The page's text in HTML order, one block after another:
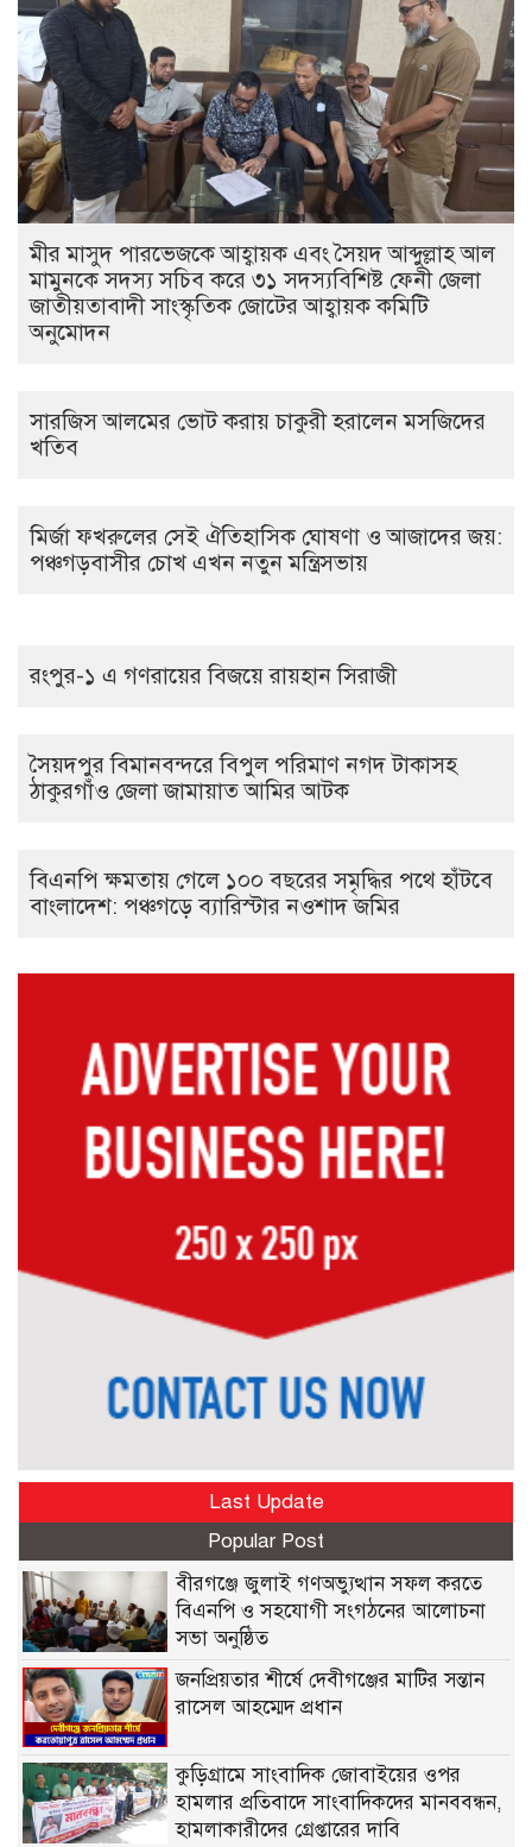
মীর মাসুদ পারভেজকে আহ্বায়ক এবং সৈয়দ আব্দুল্লাহ আল
মামুনকে সদস্য সচিব করে ৩১ সদস্যবিশিষ্ট ফেনী জেলা
জাতীয়তাবাদী সাংস্কৃতিক জোটের আহ্বায়ক কমিটি
অনুমোদন
সারজিস আলমের ভোট করায় চাকুরী হরালেন মসজিদের
খতিব
মির্জা ফখরুলের সেই ঐতিহাসিক ঘোষণা ও আজাদের জয়:
পঞ্চগড়বাসীর চোখ এখন নতুন মন্ত্রিসভায়
রংপুর-১ এ গণরায়ের বিজয়ে রায়হান সিরাজী
সৈয়দপুর বিমানবন্দরে বিপুল পরিমাণ নগদ টাকাসহ
ঠাকুরগাঁও জেলা জামায়াত আমির আটক
বিএনপি ক্ষমতায় গেলে ১০০ বছরের সমৃদ্ধির পথে হাঁটবে
বাংলাদেশ: পঞ্চগড়ে ব্যারিস্টার নওশাদ জমির
Last Update
Popular Post
বীরগঞ্জে জুলাই গণঅভ্যুত্থান সফল করতে
বিএনপি ও সহযোগী সংগঠনের আলোচনা
সভা অনুষ্ঠিত
জনপ্রিয়তার শীর্ষে দেবীগঞ্জের মাটির সন্তান
রাসেল আহম্মেদ প্রধান
কুড়িগ্রামে সাংবাদিক জোবাইয়ের ওপর
হামলার প্রতিবাদে সাংবাদিকদের মানববন্ধন,
হামলাকারীদের গ্রেপ্তারের দাবি